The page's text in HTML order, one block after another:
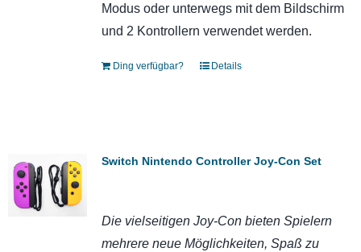
Modus oder unterwegs mit dem Bildschirm
und 2 Kontrollern verwendet werden.
Ding verfügbar? Details
Switch Nintendo Controller Joy-Con Set
Die vielseitigen Joy-Con bieten Spielern
mehrere neue Möglichkeiten, Spaß zu